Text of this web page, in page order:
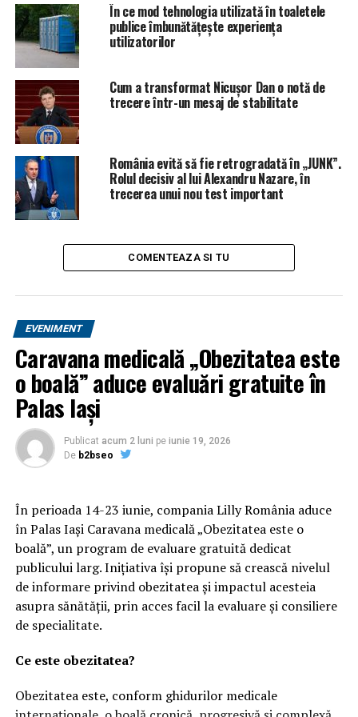
Mare.
ARTICOLE PE ACEIASI TEMA: PRIMA
„Bine ati venit in judetul lui Portocalã!”/ Bannere
uriase, montate pe DN1 si prin tot orasul Ploiesti
NU RATATI
Atac fără precedent! Vosganian răbufnește la adresa
serviciilor de informații! Este vizată și procuratura |
BacauAZI
În ce mod tehnologia utilizată în toaletele
publice îmbunătățește experiența
utilizatorilor
Cum a transformat Nicușor Dan o notă de
trecere într-un mesaj de stabilitate
România evită să fie retrogradată în „JUNK”.
Rolul decisiv al lui Alexandru Nazare, în
trecerea unui nou test important
COMENTEAZA SI TU
EVENIMENT
Caravana medicală „Obezitatea este
o boală” aduce evaluări gratuite în
Palas Iași
Publicat acum 2 luni pe iunie 19, 2026
De b2bseo
În perioada 14-23 iunie, compania Lilly România aduce
în Palas Iași Caravana medicală „Obezitatea este o
boală”, un program de evaluare gratuită dedicat
publicului larg. Inițiativa își propune să crească nivelul
de informare privind obezitatea și impactul acesteia
asupra sănătății, prin acces facil la evaluare și consiliere
de specialitate.
Ce este obezitatea?
Obezitatea este, conform ghidurilor medicale